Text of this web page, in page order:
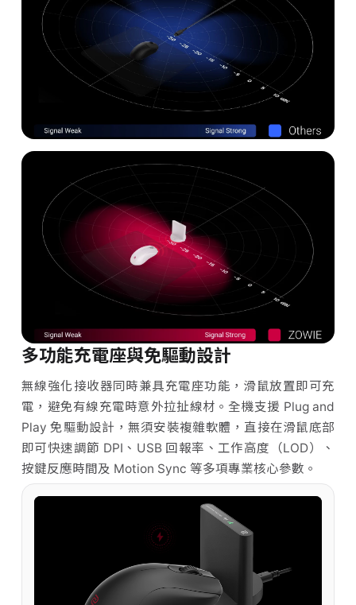
多功能充電座與免驅動設計
無線強化接收器同時兼具充電座功能，滑鼠放置即可充
電，避免有線充電時意外拉扯線材。全機支援 Plug and
Play 免驅動設計，無須安裝複雜軟體，直接在滑鼠底部
即可快速調節 DPI、USB 回報率、工作高度（LOD）、
按鍵反應時間及 Motion Sync 等多項專業核心參數。